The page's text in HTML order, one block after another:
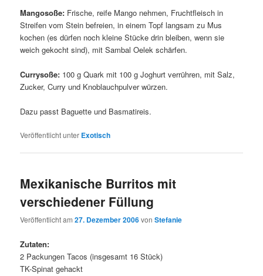
Mangosoße: Frische, reife Mango nehmen, Fruchtfleisch in
Streifen vom Stein befreien, in einem Topf langsam zu Mus
kochen (es dürfen noch kleine Stücke drin bleiben, wenn sie
weich gekocht sind), mit Sambal Oelek schärfen.
Currysoße: 100 g Quark mit 100 g Joghurt verrühren, mit Salz,
Zucker, Curry und Knoblauchpulver würzen.
Dazu passt Baguette und Basmatireis.
Veröffentlicht unter Exotisch
Mexikanische Burritos mit
verschiedener Füllung
Veröffentlicht am27. Dezember 2006vonStefanie
Zutaten:
2 Packungen Tacos (insgesamt 16 Stück)
TK-Spinat gehackt